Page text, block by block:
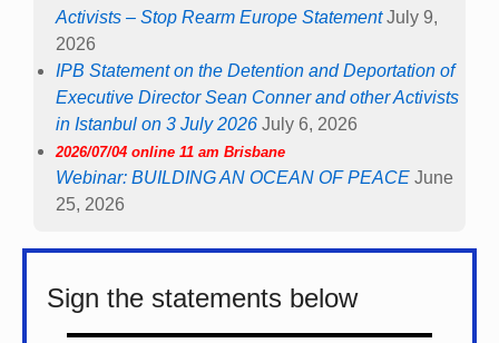
Activists – Stop Rearm Europe Statement July 9,
2026
IPB Statement on the Detention and Deportation of
Executive Director Sean Conner and other Activists
in Istanbul on 3 July 2026 July 6, 2026
2026/07/04 online 11 am Brisbane
Webinar: BUILDING AN OCEAN OF PEACE June
25, 2026
Sign the statements below